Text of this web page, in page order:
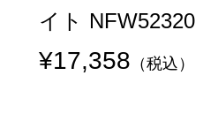
イト NFW52320
¥17,358 （税込）